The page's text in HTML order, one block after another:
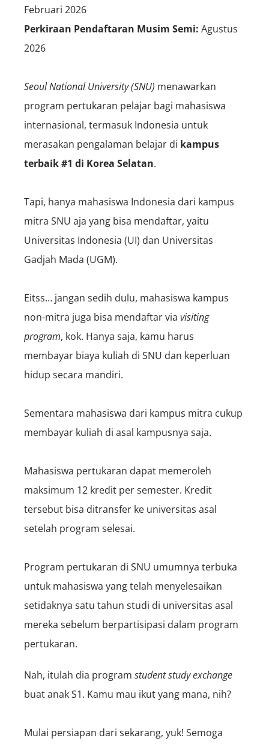
Februari 2026
Perkiraan Pendaftaran Musim Semi: Agustus
2026
Seoul National University(SNU) menawarkan
program pertukaran pelajar bagi mahasiswa
internasional, termasuk Indonesia untuk
merasakan pengalaman belajar di kampus
terbaik #1 di Korea Selatan.
Tapi, hanya mahasiswa Indonesia dari kampus
mitra SNU aja yang bisa mendaftar, yaitu
Universitas Indonesia (UI) dan Universitas
Gadjah Mada (UGM).
Eitss… jangan sedih dulu, mahasiswa kampus
non-mitra juga bisa mendaftar via visiting
program, kok. Hanya saja, kamu harus
membayar biaya kuliah di SNU dan keperluan
hidup secara mandiri.
Sementara mahasiswa dari kampus mitra cukup
membayar kuliah di asal kampusnya saja.
Mahasiswa pertukaran dapat memeroleh
maksimum 12 kredit per semester. Kredit
tersebut bisa ditransfer ke universitas asal
setelah program selesai.
Program pertukaran di SNU umumnya terbuka
untuk mahasiswa yang telah menyelesaikan
setidaknya satu tahun studi di universitas asal
mereka sebelum berpartisipasi dalam program
pertukaran.
Nah, itulah dia program student study exchange
buat anak S1. Kamu mau ikut yang mana, nih?
Mulai persiapan dari sekarang, yuk! Semoga